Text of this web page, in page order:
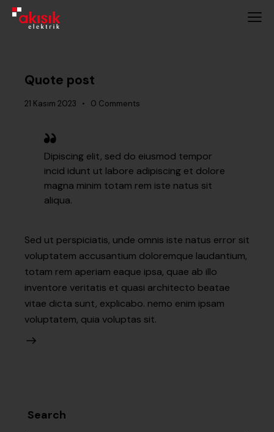
Quote post
21 Kasım 2023 0 Comments
Dipiscing elit, sed do eiusmod tempor
incid idunt ut labore adipiscing et dolore
magna minim totam rem iste natus sit
aliqua.
Sed ut perspiciatis, unde omnis iste natus error sit
voluptatem accusantium doloremque laudantium,
totam rem aperiam eaque ipsa, quae ab illo
inventore veritatis et quasi architecto beatae
vitae dicta sunt, explicabo. nemo enim ipsam
voluptatem, quia voluptas sit.
Search